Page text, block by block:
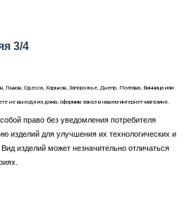
3/4
Львов, Одесса, Харьков, Запорожье, Днепр, Полтава, Винница или
не выходя из дома, оформив заказ в нашем интернет-магазине.
право без уведомления потребителя
изделий для улучшения их технологических и
изделий может незначительно отличаться